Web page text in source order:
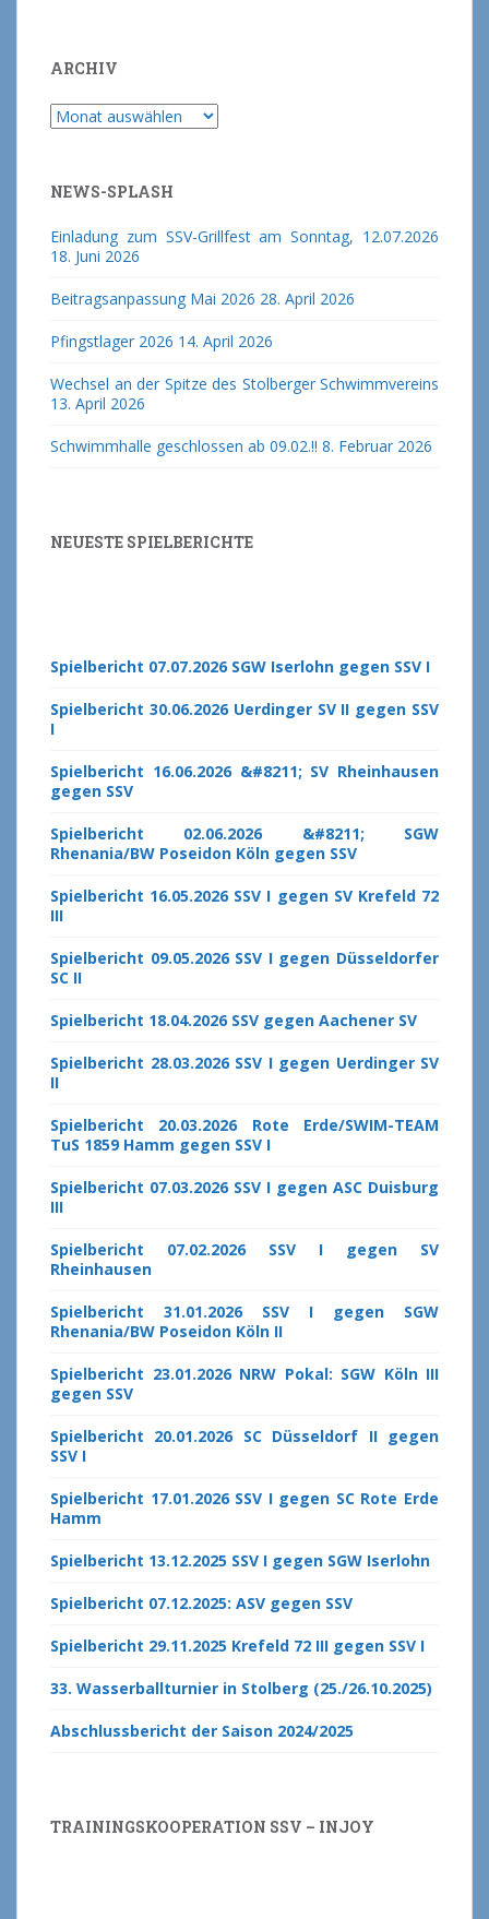
ARCHIV
Archiv
NEWS-SPLASH
Einladung zum SSV-Grillfest am Sonntag, 12.07.2026
18. Juni 2026
Beitragsanpassung Mai 2026 28. April 2026
Pfingstlager 2026 14. April 2026
Wechsel an der Spitze des Stolberger Schwimmvereins
13. April 2026
Schwimmhalle geschlossen ab 09.02.!! 8. Februar 2026
NEUESTE SPIELBERICHTE
Spielbericht 07.07.2026 SGW Iserlohn gegen SSV I
Spielbericht 30.06.2026 Uerdinger SV II gegen SSV
I
Spielbericht 16.06.2026 &#8211; SV Rheinhausen
gegen SSV
Spielbericht 02.06.2026 &#8211; SGW
Rhenania/BW Poseidon Köln gegen SSV
Spielbericht 16.05.2026 SSV I gegen SV Krefeld 72
III
Spielbericht 09.05.2026 SSV I gegen Düsseldorfer
SC II
Spielbericht 18.04.2026 SSV gegen Aachener SV
Spielbericht 28.03.2026 SSV I gegen Uerdinger SV
II
Spielbericht 20.03.2026 Rote Erde/SWIM-TEAM
TuS 1859 Hamm gegen SSV I
Spielbericht 07.03.2026 SSV I gegen ASC Duisburg
III
Spielbericht 07.02.2026 SSV I gegen SV
Rheinhausen
Spielbericht 31.01.2026 SSV I gegen SGW
Rhenania/BW Poseidon Köln II
Spielbericht 23.01.2026 NRW Pokal: SGW Köln III
gegen SSV
Spielbericht 20.01.2026 SC Düsseldorf II gegen
SSV I
Spielbericht 17.01.2026 SSV I gegen SC Rote Erde
Hamm
Spielbericht 13.12.2025 SSV I gegen SGW Iserlohn
Spielbericht 07.12.2025: ASV gegen SSV
Spielbericht 29.11.2025 Krefeld 72 III gegen SSV I
33. Wasserballturnier in Stolberg (25./26.10.2025)
Abschlussbericht der Saison 2024/2025
TRAININGSKOOPERATION SSV – INJOY